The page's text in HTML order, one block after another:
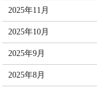
2025年11月
2025年10月
2025年9月
2025年8月